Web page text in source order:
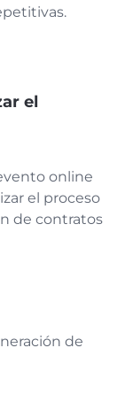
el
online
el proceso
de contratos
de